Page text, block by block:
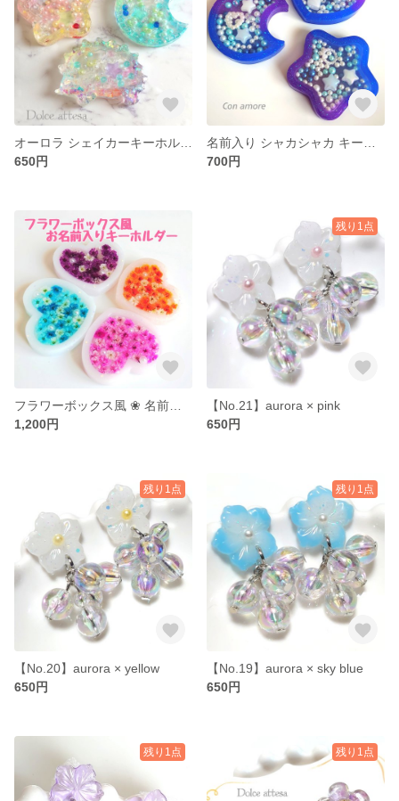
650円
700円
1,200円
残り1点
【No.21】aurora × pink
650円
残り1点
【No.20】aurora × yellow
650円
残り1点
【No.19】aurora × sky blue
650円
残り1点 残り1点